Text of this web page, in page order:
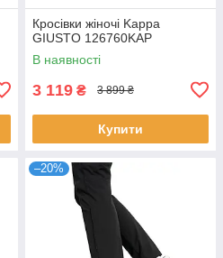
Кросівки жіночі Kappa
GIUSTO 126760KAP
В наявності
3 119 ₴ 3 899 ₴
Купити
–20%